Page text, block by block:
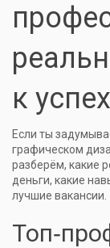
к
Если ты
графическом
разберём, какие
деньги, какие
лучшие вакансии.